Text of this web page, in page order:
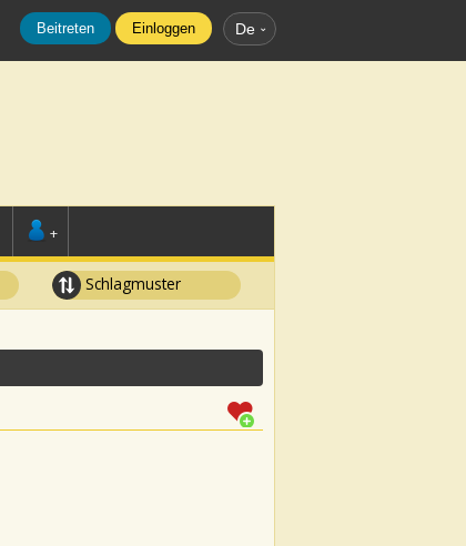
Beitreten Einloggen De
+
Schlagmuster